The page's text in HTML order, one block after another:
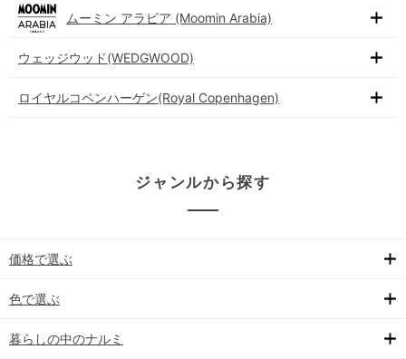
ムーミン アラビア (Moomin Arabia)
ウェッジウッド(WEDGWOOD)
ロイヤルコペンハーゲン(Royal Copenhagen)
ジャンルから探す
価格で選ぶ
色で選ぶ
暮らしの中のナルミ